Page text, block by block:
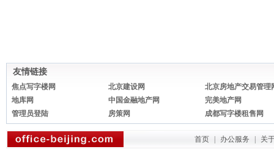
友情链接
焦点写字楼网 北京建设网
北京房地产交易管理
地库网
中国金融地产网
完美地产网
管理员登陆
房策网 成都写字楼租售网
首页 办公服务 关